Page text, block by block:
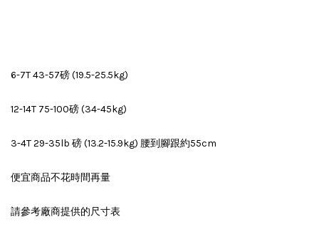
6-7T 43-57磅 (19.5-25.5kg)
12-14T 75-100磅 (34-45kg)
3-4T 29-35lb 磅 (13.2-15.9kg) 腰到腳跟約55cm
便宜商品不花時間再量
請參考廠商提供的尺寸表